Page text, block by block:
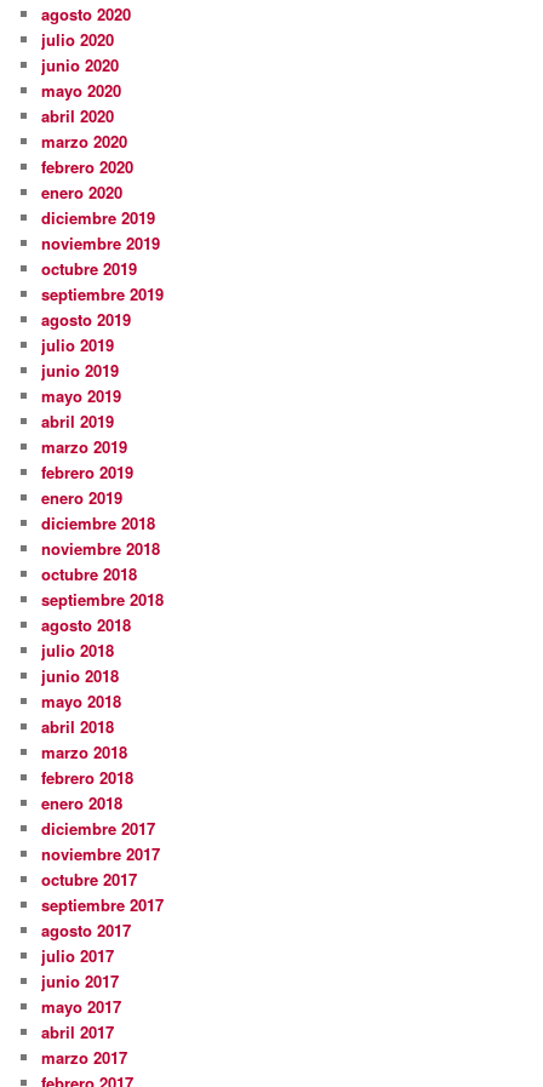
agosto 2020
julio 2020
junio 2020
mayo 2020
abril 2020
marzo 2020
febrero 2020
enero 2020
diciembre 2019
noviembre 2019
octubre 2019
septiembre 2019
agosto 2019
julio 2019
junio 2019
mayo 2019
abril 2019
marzo 2019
febrero 2019
enero 2019
diciembre 2018
noviembre 2018
octubre 2018
septiembre 2018
agosto 2018
julio 2018
junio 2018
mayo 2018
abril 2018
marzo 2018
febrero 2018
enero 2018
diciembre 2017
noviembre 2017
octubre 2017
septiembre 2017
agosto 2017
julio 2017
junio 2017
mayo 2017
abril 2017
marzo 2017